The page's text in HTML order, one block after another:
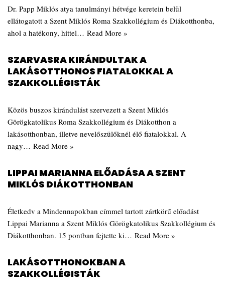
Dr. Papp Miklós atya tanulmányi hétvége keretein belül
ellátogatott a Szent Miklós Roma Szakkollégium és Diákotthonba,
ahol a hatékony, hittel… Read More »
SZARVASRA KIRÁNDULTAK A
LAKÁSOTTHONOS FIATALOKKAL A
SZAKKOLLÉGISTÁK
Közös buszos kirándulást szervezett a Szent Miklós
Görögkatolikus Roma Szakkollégium és Diákotthon a
lakásotthonban, illetve nevelőszülőknél élő fiatalokkal. A
nagy… Read More »
LIPPAI MARIANNA ELŐADÁSA A SZENT
MIKLÓS DIÁKOTTHONBAN
Életkedv a Mindennapokban címmel tartott zártkörű előadást
Lippai Marianna a Szent Miklós Görögkatolikus Szakkollégium és
Diákotthonban. 15 pontban fejtette ki… Read More »
LAKÁSOTTHONOKBAN A
SZAKKOLLÉGISTÁK